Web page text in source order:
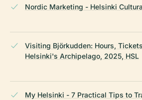
Nordic Marketing - Helsinki
Visiting Björkudden: Hours,
Helsinki's Archipelago, 2025, HSL
My Helsinki - 7 Practical Tips to